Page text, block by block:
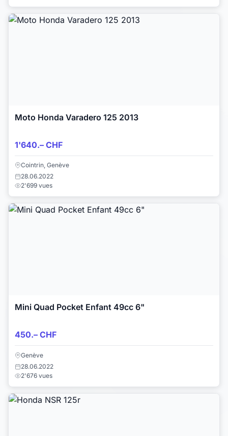
Moto Honda Varadero 125 2013
1'640.– CHF
Cointrin, Genève
28.06.2022
2'699 vues
Mini Quad Pocket Enfant 49cc 6"
450.– CHF
Genève
28.06.2022
2'676 vues